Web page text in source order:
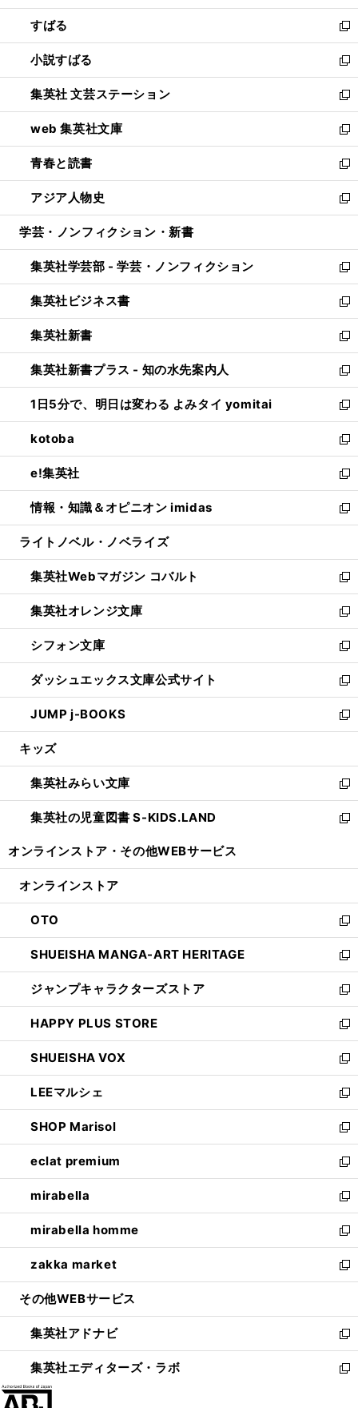
開
く
ウ
で
開
く
ン
ド
ウ
で
開
く
すばる
新
し
い
ウ
ィ
ン
ド
ウ
で
開
く
小説すばる
新
し
い
ウ
ィ
ン
ド
ウ
で
開
集英社 文芸ステーション
新
し
い
ウ
ィ
ン
ド
ウ
開
く
web 集英社文庫
新
し
い
ウ
ィ
ン
ウ
で
開
く
青春と読書
新
し
い
ウ
ン
ド
ウ
で
開
く
アジア人物史
新
し
ウ
ィ
ン
ド
ウ
で
開
く
学芸・ノンフィクション・新書
集英社学芸部 - 学芸・ノンフィクション
新
し
い
ウ
ィ
ン
ド
ウ
で
開
く
集英社ビジネス書
新
し
い
ウ
ィ
ン
ド
ウ
で
開
く
集英社新書
新
し
い
ウ
ィ
ン
ド
ウ
で
開
く
集英社新書プラス - 知の水先案内人
新
し
い
ウ
ィ
ン
ド
ウ
で
開
1日5分で、明日は変わる よみタイ yomitai
新
し
い
ウ
ィ
ン
ド
ウ
開
く
kotoba
新
し
い
ウ
ィ
ン
ウ
で
開
く
e!集英社
新
し
い
ウ
ン
ド
ウ
で
開
く
情報・知識＆オピニオン imidas
新
し
ウ
ィ
ン
ド
ウ
で
開
く
ライトノベル・ノベライズ
集英社Webマガジン コバルト
新
し
い
ウ
ィ
ン
ド
ウ
で
開
集英社オレンジ文庫
新
し
い
ウ
ィ
ン
ド
ウ
開
く
シフォン文庫
新
し
い
ウ
ィ
ン
ウ
で
開
く
ダッシュエックス文庫公式サイト
新
し
い
ウ
ン
ド
ウ
で
JUMP j-BOOKS
新
し
ウ
ィ
ン
ド
開
キッズ
集英社みらい文庫
新
し
い
ン
ウ
で
開
く
集英社の児童図書 S-KIDS.LAND
新
ウ
ン
ド
ウ
で
開
く
オンラインストア・ その他WEBサービス
オンラインストア
OTO
新
し
い
ウ
ィ
ン
ド
ウ
で
開
く
SHUEISHA MANGA-ART HERITAGE
新
し
い
ウ
ィ
ン
ド
ウ
で
開
く
ジャンプキャラクターズストア
新
し
い
ウ
ィ
ン
ド
ウ
で
開
く
HAPPY PLUS STORE
新
し
い
ウ
ィ
ン
ド
ウ
で
開
く
SHUEISHA VOX
新
し
い
ウ
ィ
ン
ド
ウ
で
開
く
LEEマルシェ
新
し
い
ウ
ィ
ン
ド
ウ
で
開
く
SHOP Marisol
新
し
い
ウ
ィ
ン
ド
ウ
で
開
eclat premium
新
し
い
ウ
ィ
ン
ド
ウ
開
く
mirabella
新
し
い
ウ
ィ
ン
ウ
で
開
く
mirabella homme
新
し
い
ウ
ン
ド
ウ
で
zakka market
新
し
ウ
ィ
ン
ド
その他WEBサービス
集英社アドナビ
新
し
い
集英社エディターズ・ラボ
新